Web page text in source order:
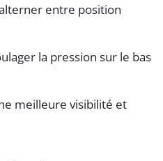
entre position
la pression sur le bas
meilleure visibilité et